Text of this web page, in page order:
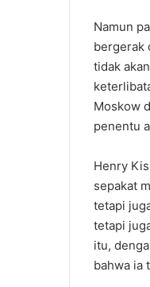
Namun
bergerak
tidak
Moskow
penentu
Henry
sepakat
tetapi
tetapi
itu,
bahwa ia